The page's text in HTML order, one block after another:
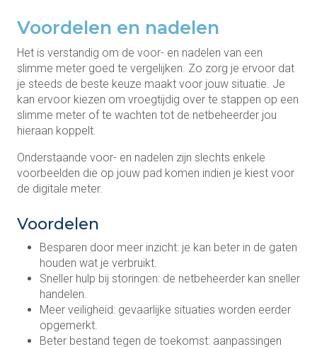
Voordelen en nadelen
Het is verstandig om de voor- en nadelen van een
slimme meter goed te vergelijken. Zo zorg je ervoor dat
je steeds de beste keuze maakt voor jouw situatie. Je
kan ervoor kiezen om vroegtijdig over te stappen op een
slimme meter of te wachten tot de netbeheerder jou
hieraan koppelt.
Onderstaande voor- en nadelen zijn slechts enkele
voorbeelden die op jouw pad komen indien je kiest voor
de digitale meter.
Voordelen
Besparen door meer inzicht: je kan beter in de gaten
houden wat je verbruikt.
Sneller hulp bij storingen: de netbeheerder kan sneller
handelen.
Meer veiligheid: gevaarlijke situaties worden eerder
opgemerkt.
Beter bestand tegen de toekomst: aanpassingen